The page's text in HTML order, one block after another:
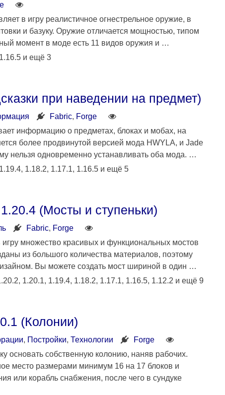
в игру реалистичное огнестрельное оружие, в
и базуку. Оружие отличается мощностью, типом
момент в моде есть 11 видов оружия и …
и ещё 3
при наведении на предмет)
Fabric, Forge
информацию о предметах, блоках и мобах, на
более продвинутой версией мода HWYLA, и Jade
нельзя одновременно устанавливать оба мода. …
1.18.2, 1.17.1, 1.16.5 и ещё 5
(Мосты и ступеньки)
Fabric, Forge
множество красивых и функциональных мостов
из большого количества материалов, поэтому
Вы можете создать мост шириной в один …
1.20.1, 1.19.4, 1.18.2, 1.17.1, 1.16.5, 1.12.2 и ещё 9
(Колонии)
, Постройки,Технологии
Forge
основать собственную колонию, наняв рабочих.
место размерами минимум 16 на 17 блоков и
или корабль снабжения, после чего в сундуке